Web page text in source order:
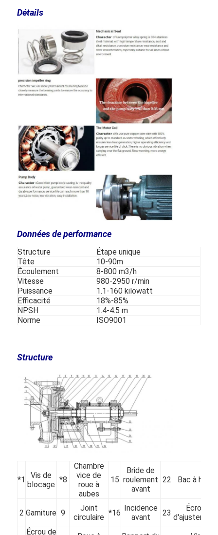
Accueil
produits
Vidéos
VR Show
Contrôle de la qualité
nous contacter
Nouvelles
Blog
Discuter Maintenant
Détails
Données de performance
Structure
Étape unique
Tête
10-90m
Écoulement
8-800 m3/h
Vitesse
980-2950 r/min
Puissance
1.1-160 kilowatt
Efficacité
18%-85%
NPSH
1.4-4.5 m
Norme
ISO9001
Structure
*1
Vis de
blocage
*8
Chambre
vice de
roue à
aubes
15
Bride de
roulement
avant
22 Bac à huile
2 Garniture 9
Joint
circulaire *16
Incidence
avant
23
Écrou
d'ajustement
Écrou de